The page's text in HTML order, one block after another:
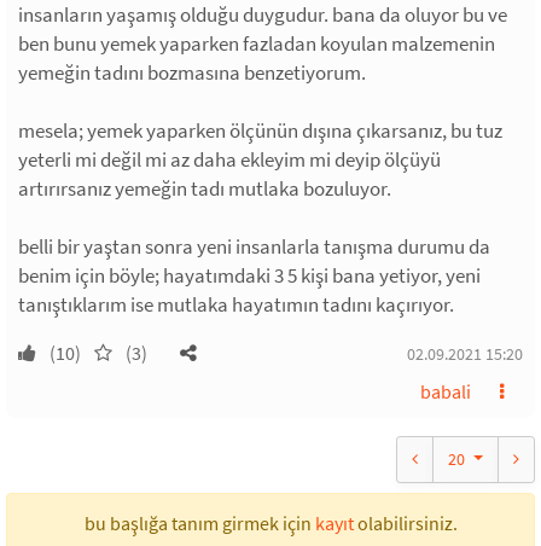
insanların yaşamış olduğu duygudur. bana da oluyor bu ve
ben bunu yemek yaparken fazladan koyulan malzemenin
yemeğin tadını bozmasına benzetiyorum.
mesela; yemek yaparken ölçünün dışına çıkarsanız, bu tuz
yeterli mi değil mi az daha ekleyim mi deyip ölçüyü
artırırsanız yemeğin tadı mutlaka bozuluyor.
belli bir yaştan sonra yeni insanlarla tanışma durumu da
benim için böyle; hayatımdaki 3 5 kişi bana yetiyor, yeni
tanıştıklarım ise mutlaka hayatımın tadını kaçırıyor.
(10) (3) 02.09.2021 15:20
babali
20
bu başlığa tanım girmek için kayıtolabilirsiniz.